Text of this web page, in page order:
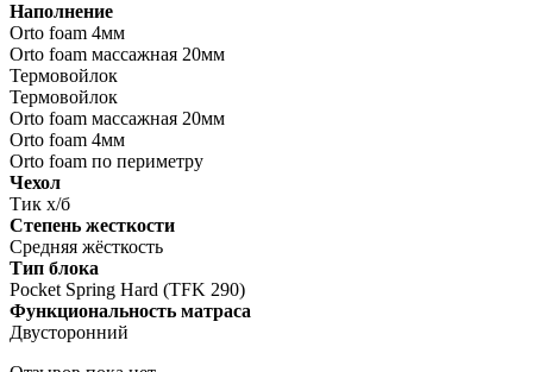
Наполнение
Orto foam 4мм
Orto foam массажная 20мм
Термовойлок
Термовойлок
Orto foam массажная 20мм
Orto foam 4мм
Orto foam по периметру
Чехол
Тик х/б
Степень жесткости
Средняя жёсткость
Тип блока
Pocket Spring Hard (TFK 290)
Функциональность матраса
Двусторонний